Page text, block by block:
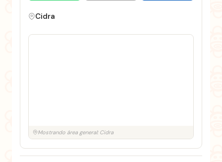
Cidra
Mostrando área general: Cidra